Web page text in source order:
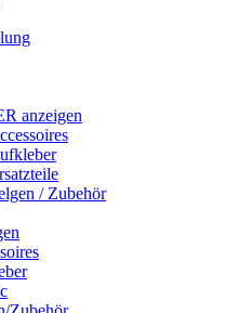
anzeigen
/ Zubehör